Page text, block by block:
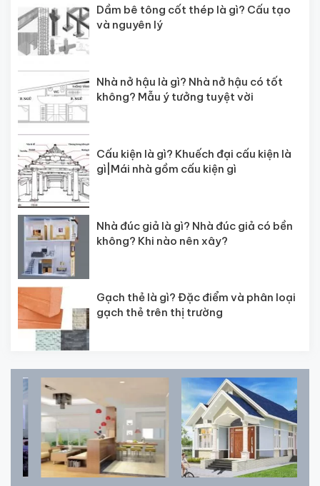
Dầm bê tông cốt thép là gì? Cấu tạo
và nguyên lý
Nhà nở hậu là gì? Nhà nở hậu có tốt
không? Mẫu ý tưởng tuyệt vời
Cấu kiện là gì? Khuếch đại cấu kiện là
gì|Mái nhà gồm cấu kiện gì
Nhà đúc giả là gì? Nhà đúc giả có bền
không? Khi nào nên xây?
Gạch thẻ là gì? Đặc điểm và phân loại
gạch thẻ trên thị trường